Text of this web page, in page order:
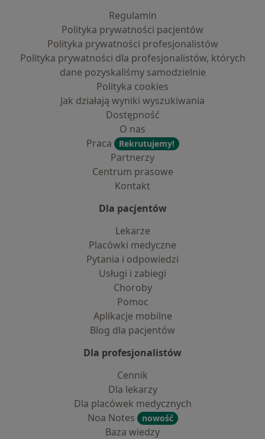
Regulamin
Polityka prywatności pacjentów
Polityka prywatności profesjonalistów
Polityka prywatności dla profesjonalistów, których
dane pozyskaliśmy samodzielnie
Polityka cookies
Jak działają wyniki wyszukiwania
Dostępność
O nas
Praca
Rekrutujemy!
Partnerzy
Centrum prasowe
Kontakt
Dla pacjentów
Lekarze
Placówki medyczne
Pytania i odpowiedzi
Usługi i zabiegi
Choroby
Pomoc
Aplikacje mobilne
Blog dla pacjentów
Dla profesjonalistów
Cennik
Dla lekarzy
Dla placówek medycznych
Noa Notes
nowość
Baza wiedzy